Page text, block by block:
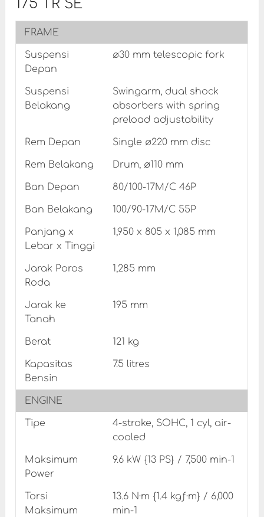
175 TR SE
FRAME
Suspensi
Depan
ø30 mm telescopic fork
Suspensi
Belakang
Swingarm, dual shock
absorbers with spring
preload adjustability
Rem Depan Single ø220 mm disc
Rem Belakang Drum, ø110 mm
Ban Depan 80/100-17M/C 46P
Ban Belakang 100/90-17M/C 55P
Panjang x
Lebar x Tinggi
1,950 x 805 x 1,085 mm
Jarak Poros
Roda
1,285 mm
Jarak ke
Tanah
195 mm
Berat 121 kg
Kapasitas
Bensin
7.5 litres
ENGINE
Tipe
4-stroke, SOHC, 1 cyl, air-
cooled
Maksimum
Power
9.6 kW {13 PS} / 7,500 min-1
Torsi
Maksimum
13.6 N·m {1.4 kgƒ·m} / 6,000
min-1